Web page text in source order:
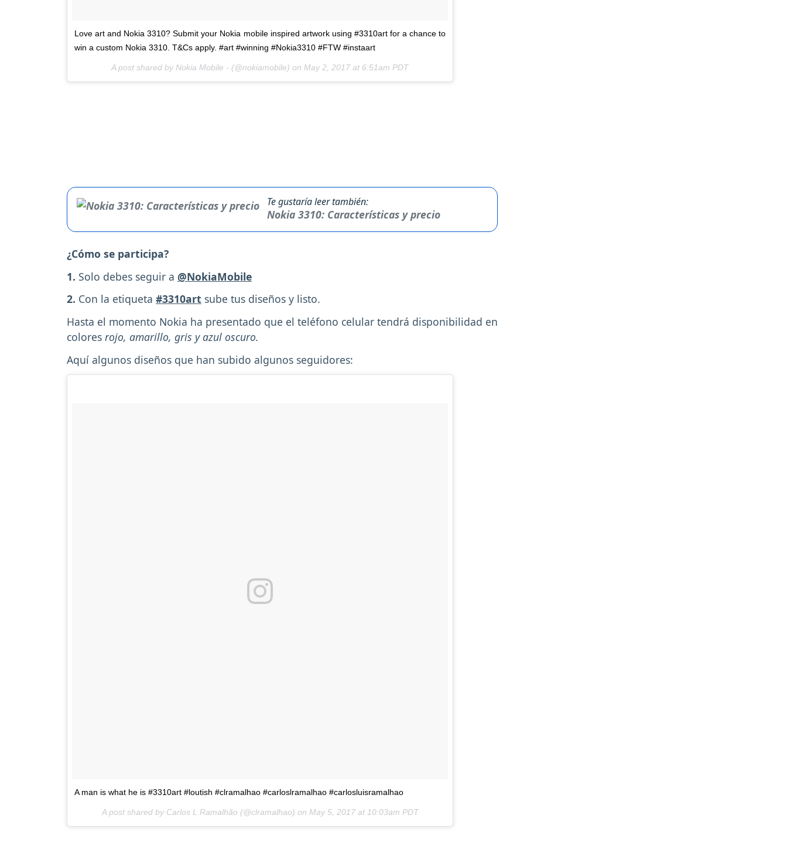
Love art and Nokia 3310? Submit your Nokia mobile inspired artwork using #3310art for a chance to
win a custom Nokia 3310. T&Cs apply. #art #winning #Nokia3310 #FTW #instaart
A post shared by Nokia Mobile - (@nokiamobile) on May 2, 2017 at 6:51am PDT
Te gustaría leer también:
Nokia 3310: Características y precio
¿Cómo se participa?
1. Solo debes seguir a @NokiaMobile
2. Con la etiqueta #3310art sube tus diseños y listo.
Hasta el momento Nokia ha presentado que el teléfono celular tendrá disponibilidad en
colores rojo, amarillo, gris y azul oscuro.
Aquí algunos diseños que han subido algunos seguidores:
A man is what he is #3310art #loutish #clramalhao #carloslramalhao #carlosluisramalhao
A post shared by Carlos L Ramalhão (@clramalhao) on May 5, 2017 at 10:03am PDT